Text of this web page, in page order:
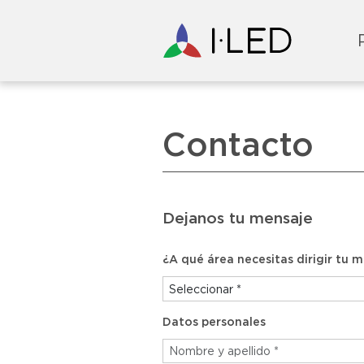
Contacto
Dejanos tu mensaje
¿A qué área necesitas dirigir tu
Área
Datos personales
Nombre